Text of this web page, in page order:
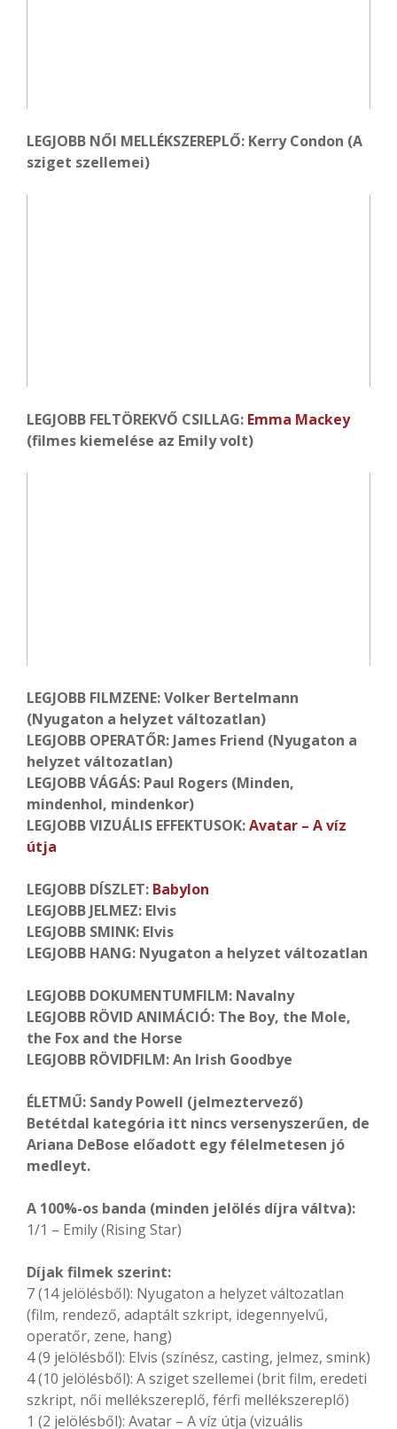
LEGJOBB NŐI MELLÉKSZEREPLŐ: Kerry Condon (A
sziget szellemei)
LEGJOBB FELTÖREKVŐ CSILLAG: Emma Mackey
(filmes kiemelése az Emily volt)
LEGJOBB FILMZENE: Volker Bertelmann
(Nyugaton a helyzet változatlan)
LEGJOBB OPERATŐR: James Friend (Nyugaton a
helyzet változatlan)
LEGJOBB VÁGÁS: Paul Rogers (Minden,
mindenhol, mindenkor)
LEGJOBB VIZUÁLIS EFFEKTUSOK:Avatar – A víz
útja
LEGJOBB DÍSZLET: Babylon
LEGJOBB JELMEZ: Elvis
LEGJOBB SMINK: Elvis
LEGJOBB HANG: Nyugaton a helyzet változatlan
LEGJOBB DOKUMENTUMFILM: Navalny
LEGJOBB RÖVID ANIMÁCIÓ: The Boy, the Mole,
the Fox and the Horse
LEGJOBB RÖVIDFILM: An Irish Goodbye
ÉLETMŰ: Sandy Powell (jelmeztervező)
Betétdal kategória itt nincs versenyszerűen, de
Ariana DeBose előadott egy félelmetesen jó
medleyt.
A 100%-os banda (minden jelölés díjra váltva):
1/1 – Emily (Rising Star)
Díjak filmek szerint:
7 (14 jelölésből): Nyugaton a helyzet változatlan
(film, rendező, adaptált szkript, idegennyelvű,
operatőr, zene, hang)
4 (9 jelölésből): Elvis (színész, casting, jelmez, smink)
4 (10 jelölésből): A sziget szellemei (brit film, eredeti
szkript, női mellékszereplő, férfi mellékszereplő)
1 (2 jelölésből): Avatar – A víz útja (vizuális